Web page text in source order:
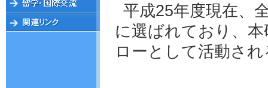
平成25年度現在、
に選ばれており、
ローとして活動さ